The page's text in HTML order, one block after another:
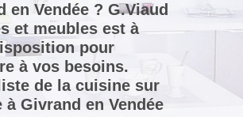
en Vendée ? G.Viaud
et meubles est à
pour
à vos besoins.
de la cuisine sur
à Givrand en Vendée